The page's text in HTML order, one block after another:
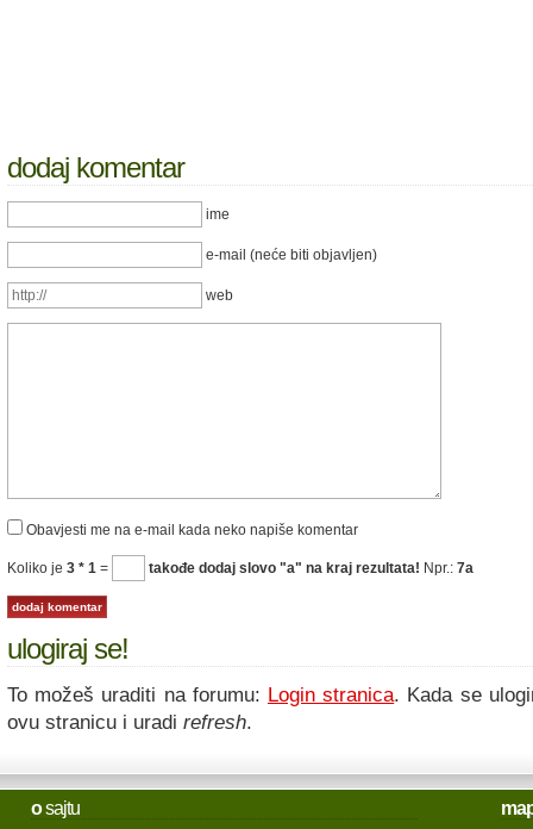
dodaj komentar
ime
e-mail (neće biti objavljen)
web
Obavjesti me na e-mail kada neko napiše komentar
Koliko je 3 * 1 = takođe dodaj slovo "a" na kraj rezultata! Npr.: 7a
ulogiraj se!
To možeš uraditi na forumu: Login stranica. Kada se
ovu stranicu i uradi refresh.
osajtu